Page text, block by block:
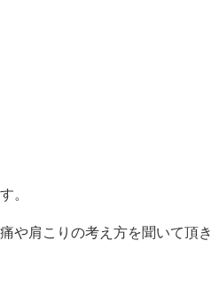
。
や肩こりの考え方を聞いて頂き